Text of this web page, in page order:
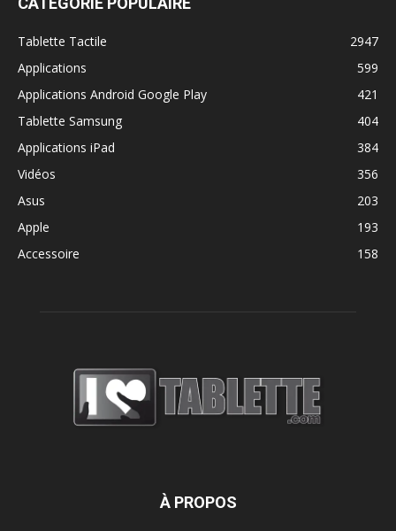
Tablette Tactile
2947
Applications
599
Applications Android Google Play
421
Tablette Samsung
404
Applications iPad
384
Vidéos
356
Asus
203
Apple
193
Accessoire
158
À PROPOS